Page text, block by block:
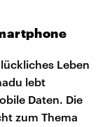
Leben
lebt
Daten. Die
zum Thema